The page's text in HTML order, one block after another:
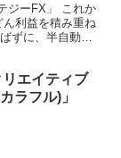
ジーFX」 これか
利益を積み重ね
ずに、半自動的
エイティブ
ラフル)」